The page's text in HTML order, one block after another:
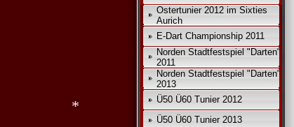
Ostertunier 2012 im Sixties
Aurich
E-Dart Championship 2011
Norden Stadtfestspiel "Darten"
2011
Norden Stadtfestspiel "Darten"
2013
Ü50 Ü60 Tunier 2012
Ü50 Ü60 Tunier 2013
*